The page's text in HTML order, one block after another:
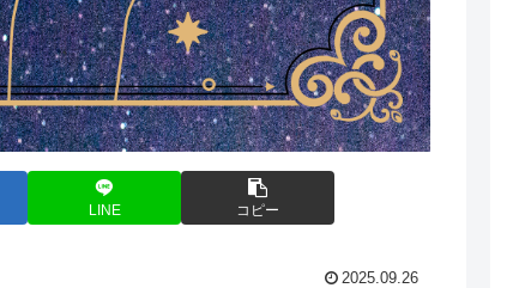
LINE コピー
2025.09.26